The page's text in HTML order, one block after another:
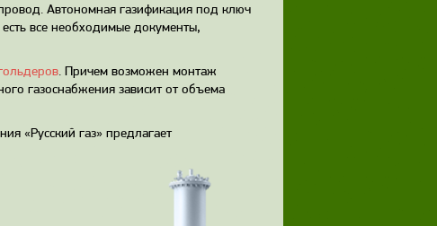
Автономная газификация под ключ
все необходимые документы,
. Причем возможен монтаж
газоснабжения зависит от объема
«Русский газ» предлагает